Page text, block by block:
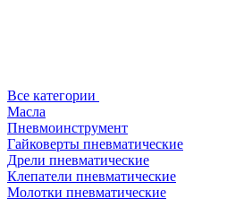
Все категории
Масла
Пневмоинструмент
Гайковерты пневматические
Дрели пневматические
Клепатели пневматические
Молотки пневматические